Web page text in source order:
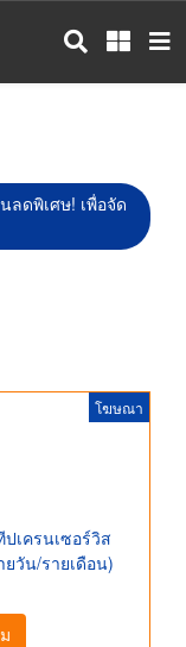
ลดพิเศษ! เพื่อจัด
โฆษณา
เครนเซอร์วิส
วัน/รายเดือน)